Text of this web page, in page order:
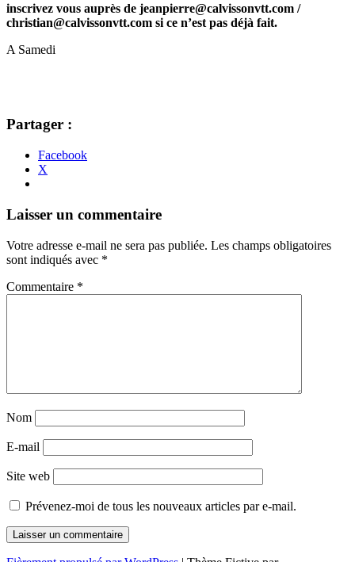
inscrivez vous auprès de jeanpierre@calvissonvtt.com /
christian@calvissonvtt.com si ce n’est pas déjà fait.
A Samedi
Partager :
Facebook
X
Navigation
articles
←
→
Laisser un commentaire
Votre adresse e-mail ne sera pas publiée. Les champs obligatoires
sont indiqués avec *
Commentaire *
Nom
E-mail
Site web
Prévenez-moi de tous les nouveaux articles par e-mail.